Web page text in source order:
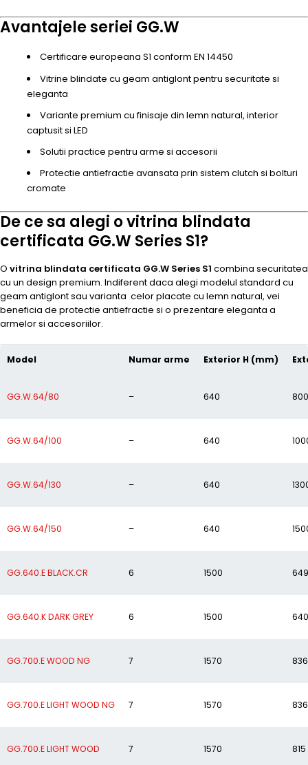
Avantajele seriei GG.W
Certificare europeana S1 conform EN 14450
Vitrine blindate cu geam antiglont pentru securitate si
eleganta
Variante premium cu finisaje din lemn natural, interior
captusit si LED
Solutii practice pentru arme si accesorii
Protectie antiefractie avansata prin sistem clutch si bolturi
cromate
De ce sa alegi o vitrina blindata
certificata GG.W Series S1?
O vitrina blindata certificata GG.W Series S1 combina securitatea
cu un design premium. Indiferent daca alegi modelul standard cu
geam antiglont sau varianta celor placate cu lemn natural, vei
beneficia de protectie antiefractie si o prezentare eleganta a
armelor si accesoriilor.
Model Numar arme Exterior H (mm)
GG.W.64/80 – 640 800
GG.W.64/100 – 640
GG.W.64/130 – 640
GG.W.64/150 – 640
GG.640.E BLACK.CR 6 1500 649
GG.640.K DARK GREY 6 1500 640
GG.700.E WOOD NG 7 1570
GG.700.E LIGHT WOOD NG 7 1570
GG.700.E LIGHT WOOD 7 1570 815